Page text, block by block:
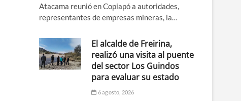
Atacama reunió en Copiapó a autoridades,
representantes de empresas mineras, la…
El alcalde de Freirina,
realizó una visita al puente
del sector Los Guindos
para evaluar su estado
6 agosto, 2026